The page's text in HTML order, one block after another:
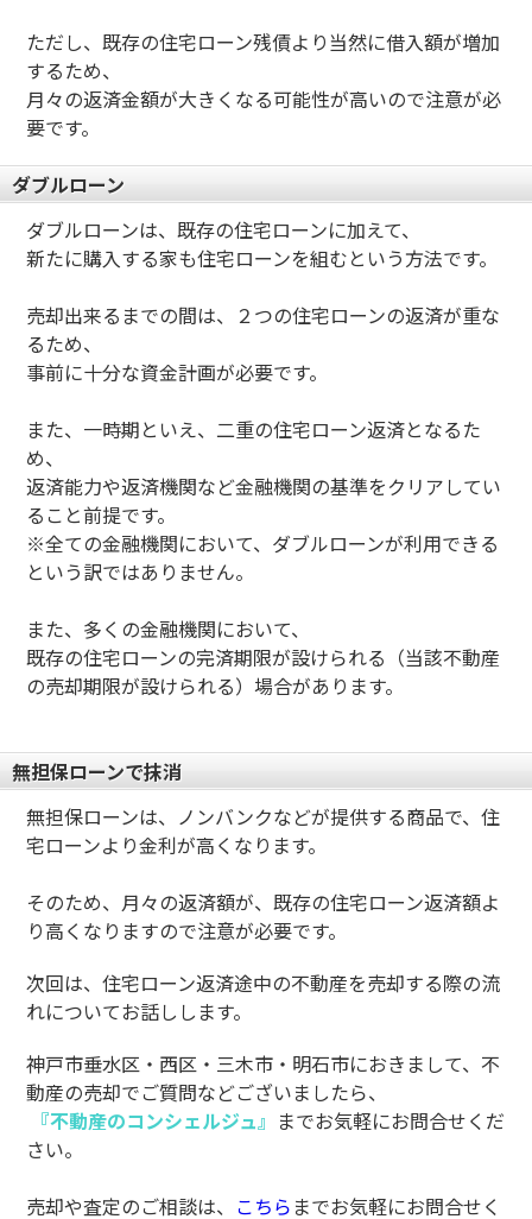
ただし、既存の住宅ローン残債より当然に借入額が増加
するため、
月々の返済金額が大きくなる可能性が高いので注意が必
要です。
ダブルローン
ダブルローンは、既存の住宅ローンに加えて、
新たに購入する家も住宅ローンを組むという方法です。
売却出来るまでの間は、２つの住宅ローンの返済が重な
るため、
事前に十分な資金計画が必要です。
また、一時期といえ、二重の住宅ローン返済となるた
め、
返済能力や返済機関など金融機関の基準をクリアしてい
ること前提です。
※全ての金融機関において、ダブルローンが利用できる
という訳ではありません。
また、多くの金融機関において、
既存の住宅ローンの完済期限が設けられる（当該不動産
の売却期限が設けられる）場合があります。
無担保ローンで抹消
無担保ローンは、ノンバンクなどが提供する商品で、住
宅ローンより金利が高くなります。
そのため、月々の返済額が、既存の住宅ローン返済額よ
り高くなりますので注意が必要です。
次回は、住宅ローン返済途中の不動産を売却する際の流
れについてお話しします。
神戸市垂水区・西区・三木市・明石市におきまして、不
動産の売却でご質問などございましたら、
『不動産のコンシェルジュ』 までお気軽にお問合せくだ
さい。
売却や査定のご相談は、 こちら までお気軽にお問合せく